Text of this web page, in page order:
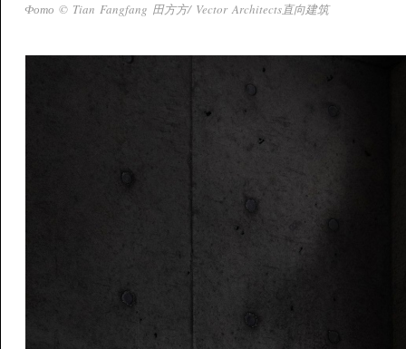
Фото © Tian Fangfang 田方方/ Vector Architects直向建筑